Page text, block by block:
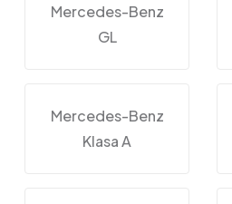
Mercedes-Benz
GL
Mercedes-Benz
Klasa A